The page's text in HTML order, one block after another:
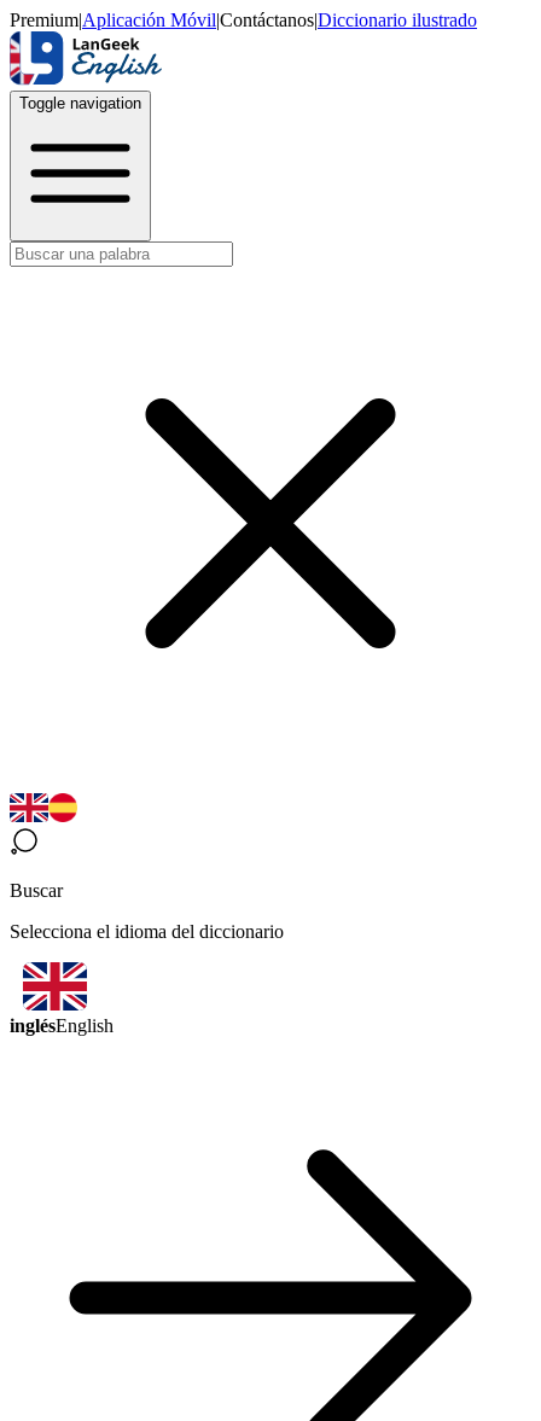
Premium|Aplicación Móvil|Contáctanos|Diccionario ilustrado
Toggle navigation
Buscar
Selecciona el idioma del diccionario
inglésEnglish